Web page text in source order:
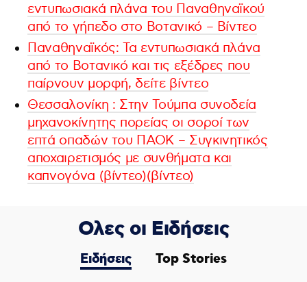
εντυπωσιακά πλάνα του Παναθηναϊκού
από το γήπεδο στο Βοτανικό – Bίντεο
Παναθηναϊκός: Τα εντυπωσιακά πλάνα
από το Βοτανικό και τις εξέδρες που
παίρνουν μορφή, δείτε βίντεο
Θεσσαλονίκη : Στην Τούμπα συνοδεία
μηχανοκίνητης πορείας οι σοροί των
επτά οπαδών του ΠΑΟΚ – Συγκινητικός
αποχαιρετισμός με συνθήματα και
καπνογόνα (βίντεο)(βίντεο)
Ολες οι Ειδήσεις
Ειδήσεις Top Stories